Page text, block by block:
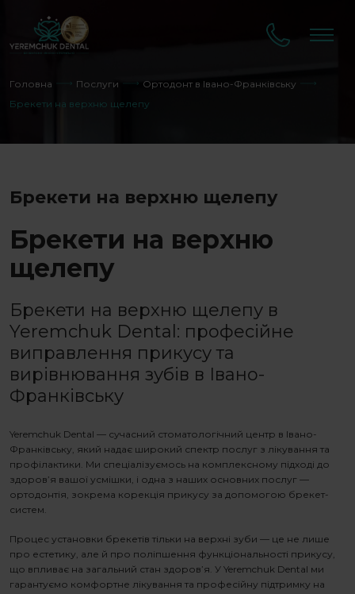
Головна Послуги
Ортодонт в Івано-Франківську
Брекети на верхню щелепу
Брекети на верхню щелепу
Брекети на верхню
щелепу
Брекети на верхню щелепу в
Yeremchuk Dental: професійне
виправлення прикусу та
вирівнювання зубів в Івано-
Франківську
Yeremchuk Dental — сучасний стоматологічний центр в Івано-
Франківську, який надає широкий спектр послуг з лікування та
профілактики. Ми спеціалізуємось на комплексному підході до
здоров’я вашої усмішки, і одна з наших основних послуг —
ортодонтія, зокрема корекція прикусу за допомогою брекет-
систем.
Процес установки брекетів тільки на верхні зуби — це не лише
про естетику, але й про поліпшення функціональності прикусу,
що впливає на загальний стан здоров’я. У Yeremchuk Dental ми
гарантуємо комфортне лікування та професійну підтримку на